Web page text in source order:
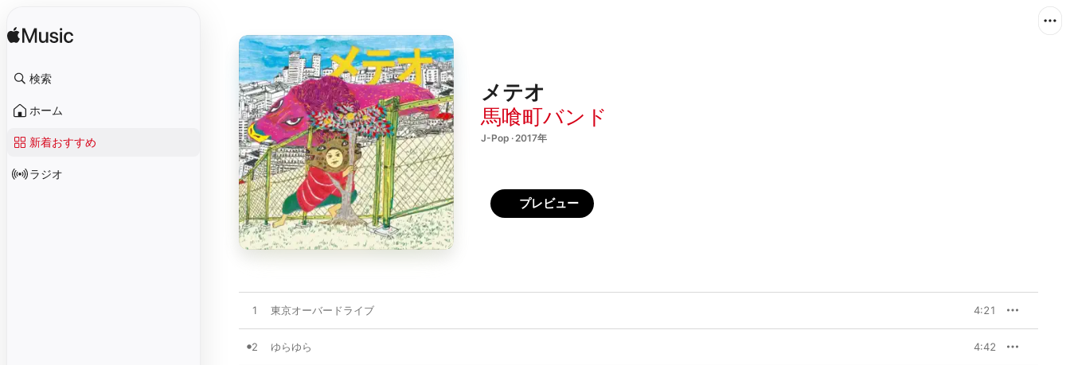
検索
ホーム
新着おすすめ
ラジオ
メテオ
馬喰町バンド
J-Pop · 2017年
プレビュー
1 東京オーバードライブ 4:21
2 ゆらゆら 4:42